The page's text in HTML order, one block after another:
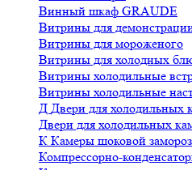
Винный шкаф GRAUDE
Витрины для
Витрины для мороженого
Витрины для холодных
Витрины холодильные
Витрины холодильные
Д Двери для холодильных
Двери для холодильных
К Камеры шоковой
Компрессорно-